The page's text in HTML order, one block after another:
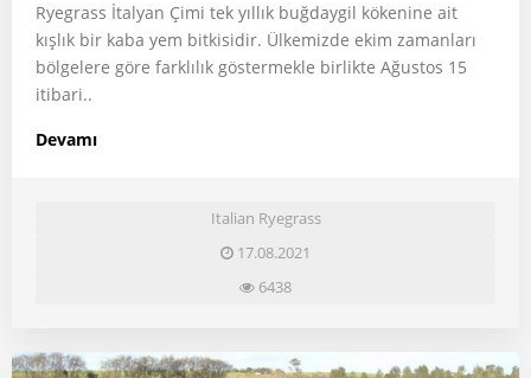
Ryegrass İtalyan Çimi tek yıllık buğdaygil kökenine ait
kışlık bir kaba yem bitkisidir. Ülkemizde ekim zamanları
bölgelere göre farklılık göstermekle birlikte Ağustos 15
itibari..
Devamı
Italian Ryegrass
17.08.2021
6438